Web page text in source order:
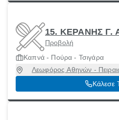
15. ΚΕΡΑΝΗΣ Γ.
Προβολή
Καπνά - Πούρα - Τσιγάρα
Λεωφόρος Αθηνών -
Αττική,
Κάλεσε